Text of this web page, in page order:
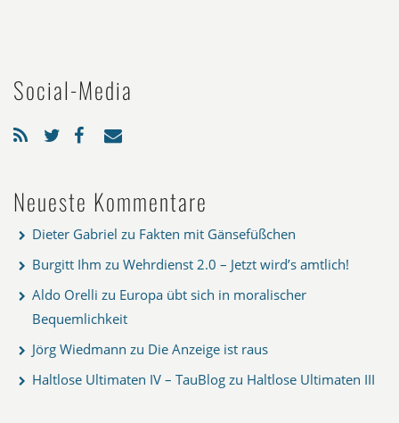
Social-Media
Neueste Kommentare
Dieter Gabriel zu Fakten mit Gänsefüßchen
Burgitt Ihm zu Wehrdienst 2.0 – Jetzt wird’s amtlich!
Aldo Orelli zu Europa übt sich in moralischer
Bequemlichkeit
Jörg Wiedmann zu Die Anzeige ist raus
Haltlose Ultimaten IV – TauBlog zu Haltlose Ultimaten III